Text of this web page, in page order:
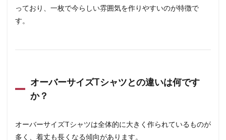
っており、一枚で今らしい雰囲気を作りやすいのが特徴で
す。
オーバーサイズTシャツとの違いは何です
か？
オーバーサイズTシャツは全体的に大きく作られているものが
多く、着丈も長くなる傾向があります。